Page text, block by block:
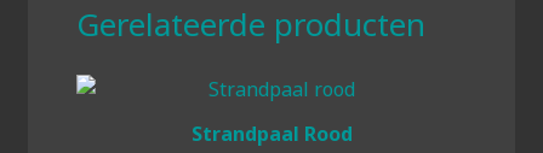
Gerelateerde producten
Strandpaal Rood